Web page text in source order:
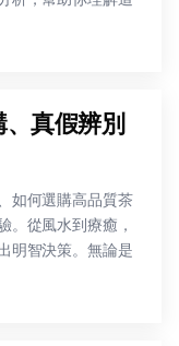
真假辨別
如何選購高品質茶
。從風水到療癒，
明智決策。無論是